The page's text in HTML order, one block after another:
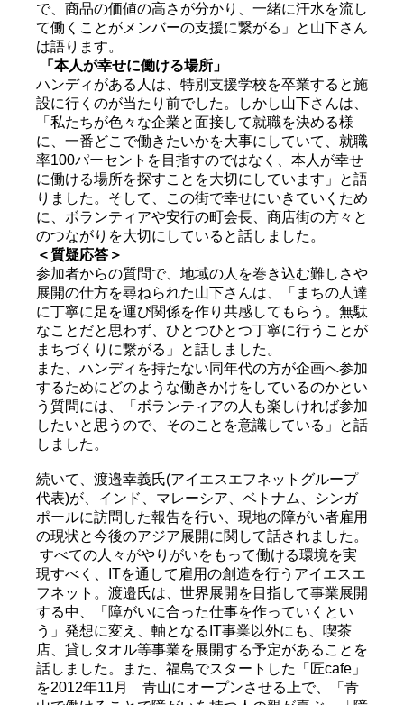
で、商品の価値の高さが分かり、一緒に汗水を流し
て働くことがメンバーの支援に繋がる」と山下さん
は語ります。
「本人が幸せに働ける場所」
ハンディがある人は、特別支援学校を卒業すると施
設に行くのが当たり前でした。しかし山下さんは、
「私たちが色々な企業と面接して就職を決める様
に、一番どこで働きたいかを大事にしていて、就職
率100パーセントを目指すのではなく、本人が幸せ
に働ける場所を探すことを大切にしています」と語
りました。そして、この街で幸せにいきていくため
に、ボランティアや安行の町会長、商店街の方々と
のつながりを大切にしていると話しました。
＜質疑応答＞
参加者からの質問で、地域の人を巻き込む難しさや
展開の仕方を尋ねられた山下さんは、「まちの人達
に丁寧に足を運び関係を作り共感してもらう。無駄
なことだと思わず、ひとつひとつ丁寧に行うことが
まちづくりに繋がる」と話しました。
また、ハンディを持たない同年代の方が企画へ参加
するためにどのような働きかけをしているのかとい
う質問には、「ボランティアの人も楽しければ参加
したいと思うので、そのことを意識している」と話
しました。
続いて、渡邉幸義氏(アイエスエフネットグループ
代表)が、インド、マレーシア、ベトナム、シンガ
ポールに訪問した報告を行い、現地の障がい者雇用
の現状と今後のアジア展開に関して話されました。
すべての人々がやりがいをもって働ける環境を実
現すべく、ITを通して雇用の創造を行うアイエスエ
フネット。渡邉氏は、世界展開を目指して事業展開
する中、「障がいに合った仕事を作っていくとい
う」発想に変え、軸となるIT事業以外にも、喫茶
店、貸しタオル等事業を展開する予定があることを
話しました。また、福島でスタートした「匠cafe」
を2012年11月 青山にオープンさせる上で、「青